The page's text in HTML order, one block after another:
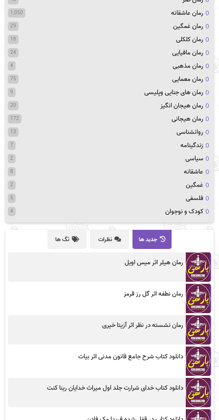
رمان عاشقانه 1,050
رمان غمگین 29
رمان کلکلی 18
رمان مافیایی 24
رمان مذهبی 4
رمان معمایی 75
رمان های جنایی وپلیسی 9
رمان هیجان انگیز 20
رمان هیجانی 172
روانشناسی 13
زندگینامه 7
سیاسی 2
عاشقانه 8
غمگین 2
فلسفی 5
کودک و نوجوان 4
جدید ها نظرات تگ ها
رمان هیلر اثر میس اویل
رمان نطفه اثر گل رز قرمز
رمان نشسته در نظر اثر آزیتا خیری
دانلود کتاب شرح جامع قانون مدنی اثر بیات
دانلود کتاب خدای شرارت جلد اول میراث خدایان رینا کنت